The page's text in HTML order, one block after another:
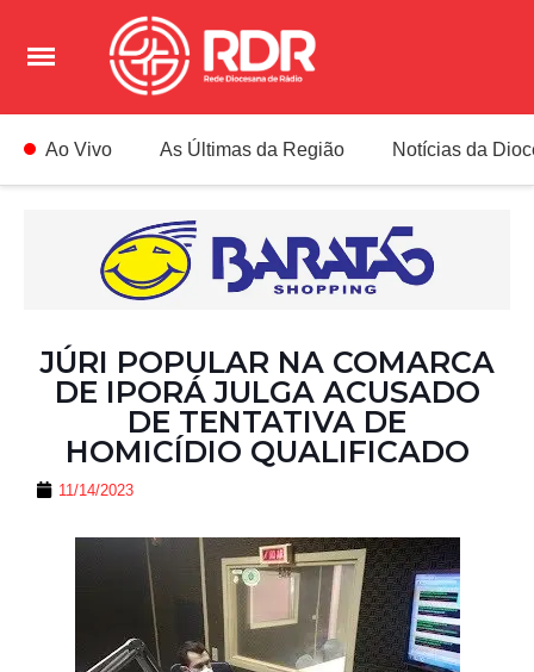
Ao Vivo As Últimas da Região Notícias da
JÚRI POPULAR NA COMARCA
DE IPORÁ JULGA ACUSADO
DE TENTATIVA DE
HOMICÍDIO QUALIFICADO
11/14/2023